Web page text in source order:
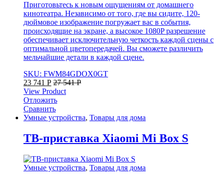
Приготовьтесь к новым ощущениям от домашнего
кинотеатра. Независимо от того, где вы сидите, 120-
дюймовое изображение погружает вас в события,
происходящие на экране, а высокое 1080P разрешение
обеспечивает исключительную четкость каждой сцены с
оптимальной цветопередачей. Вы сможете различить
мельчайшие детали в каждой сцене.
SKU: FWM84GDOX0GT
23 741 Р 27 541Р
View Product
Отложить
Сравнить
Умные устройства, Товары для дома
ТВ-приставка Xiaomi Mi Box S
Умные устройства, Товары для дома